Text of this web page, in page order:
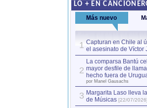
LO + EN
Más nuevo
1 Capturan en Chile al
el asesinato de Víctor
2
La comparsa Bantú
mayor desfile de
hecho fuera de
por Manel Gausachs
3 Margarita Laso lleva
de Músicas [22/07/2026]